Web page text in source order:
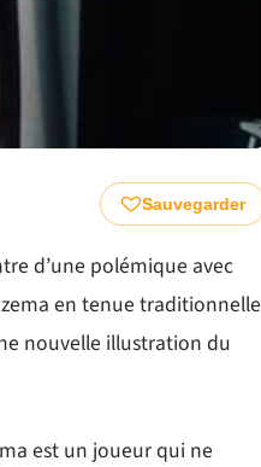
Sauvegarder
d’une polémique avec
en tenue traditionnelle
nouvelle illustration du
est un joueur qui ne